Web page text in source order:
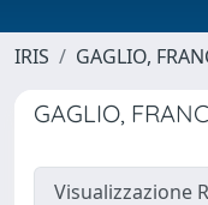
IRIS GAGLIO,
GAGLIO,
Visualizzazione